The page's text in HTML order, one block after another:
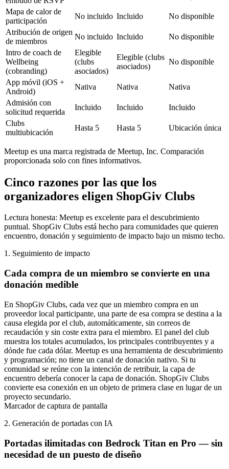
Mapa de calor de
participación
No incluido Incluido
No disponible
Atribución de origen
de miembros
No incluido Incluido
No disponible
Intro de coach de
Wellbeing
(cobranding)
Elegible
(clubs
asociados)
Elegible (clubs
asociados)
No disponible
App móvil (iOS +
Android)
Nativa Nativa
Nativa
Admisión con
solicitud requerida
Incluido Incluido
Incluido
Clubs
multiubicación
Hasta 5 Hasta 5 Ubicación única
Meetup es una marca registrada de Meetup, Inc. Comparación
proporcionada solo con fines informativos.
Cinco razones por las que los
organizadores eligen ShopGiv Clubs
Lectura honesta: Meetup es excelente para el descubrimiento
puntual. ShopGiv Clubs está hecho para comunidades que quieren
encuentro, donación y seguimiento de impacto bajo un mismo techo.
1. Seguimiento de impacto
Cada compra de un miembro se convierte en una
donación medible
En ShopGiv Clubs, cada vez que un miembro compra en un
proveedor local participante, una parte de esa compra se destina a la
causa elegida por el club, automáticamente, sin correos de
recaudación y sin coste extra para el miembro. El panel del club
muestra los totales acumulados, los principales contribuyentes y a
dónde fue cada dólar. Meetup es una herramienta de descubrimiento
y programación; no tiene un canal de donación nativo. Si tu
comunidad se reúne con la intención de retribuir, la capa de
encuentro debería conocer la capa de donación. ShopGiv Clubs
convierte esa conexión en un objeto de primera clase en lugar de un
proyecto secundario.
Marcador de captura de pantalla
2. Generación de portadas con IA
Portadas ilimitadas con Bedrock Titan en Pro — sin
necesidad de un puesto de diseño